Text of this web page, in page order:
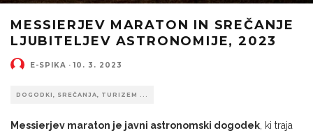
MESSIERJEV MARATON IN SREČANJE
LJUBITELJEV ASTRONOMIJE, 2023
E-SPIKA · 10. 3. 2023
DOGODKI, SREČANJA, TURIZEM ...
Messierjev maraton je javni astronomski dogodek, ki traja